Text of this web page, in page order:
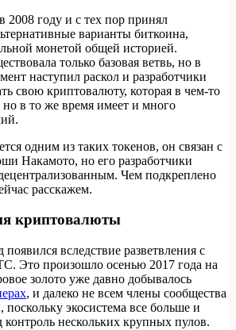
2008 году и с тех пор принял
варианты биткоина,
монетой общей историей.
только базовая ветвь, но в
наступил раскол и разработчики
свою криптовалюту, которая в чем-то
в то же время имеет и много
одним из таких токенов, он связан с
Накамото, но его разработчики
Чем подкреплено
расскажем.
криптовалюты
вследствие разветвления с
Это произошло осенью 2017 года на
золото уже давно добывалось
, и далеко не всем члены сообщества
экосистема все больше и
нескольких крупных пулов.